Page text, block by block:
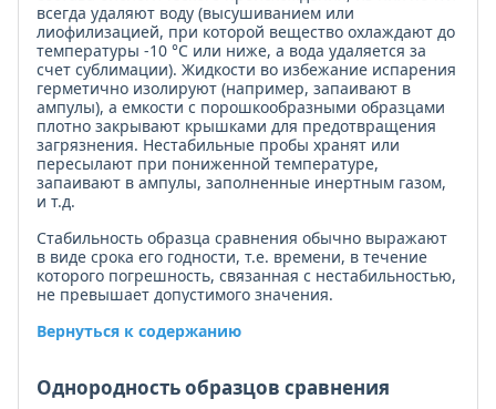
всегда удаляют воду (высушиванием или
лиофилизацией, при которой вещество охлаждают до
температуры -10 °С или ниже, а вода удаляется за
счет сублимации). Жидкости во избежание испарения
герметично изолируют (например, запаивают в
ампулы), а емкости с порошкообразными образцами
плотно закрывают крышками для предотвращения
загрязнения. Нестабильные пробы хранят или
пересылают при пониженной температуре,
запаивают в ампулы, заполненные инертным газом,
и т.д.
Стабильность образца сравнения обычно выражают
в виде срока его годности, т.е. времени, в течение
которого погреш­ность, связанная с нестабильностью,
не превышает допустимого значения.
Вернуться к содержанию
Однородность образцов сравнения